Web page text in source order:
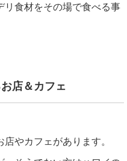
リ食材をその場で食べる事
店＆カフェ
やカフェがあります。